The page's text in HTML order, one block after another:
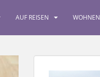
AUF REISEN WOHNEN